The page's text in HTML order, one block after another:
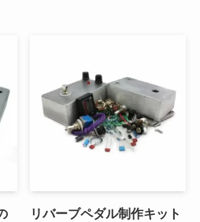
リバーブペダル制作キット